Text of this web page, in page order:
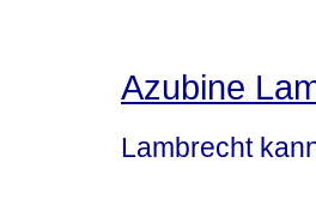
Azubine
Lambrecht